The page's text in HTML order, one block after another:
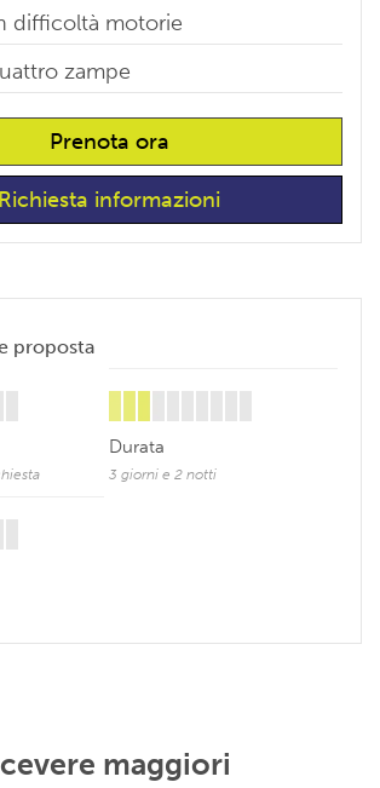
difficoltà motorie
zampe
Prenota ora
Richiesta informazioni
proposta
Durata
3 giorni e 2 notti
maggiori